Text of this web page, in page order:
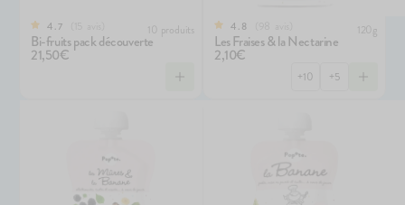
4.7 10 produits
Bi-fruits pack découverte
21,50€
4.8 120g
Les Fraises & la Nectarine
2,10€
+10 +5